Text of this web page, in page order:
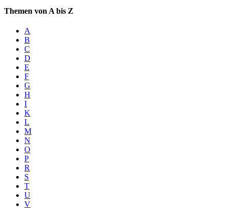
Themen von A bis Z
A
B
C
D
E
F
G
H
I
K
L
M
N
O
P
R
S
T
U
V